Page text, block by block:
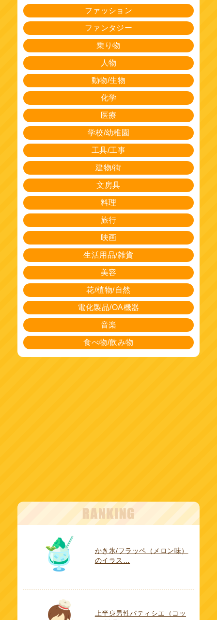
ファッション
ファンタジー
乗り物
人物
動物/生物
化学
医療
学校/幼稚園
工具/工事
建物/街
文房具
料理
旅行
映画
生活用品/雑貨
美容
花/植物/自然
電化製品/OA機器
音楽
食べ物/飲み物
かき氷/フラッペ（メロン味）
のイラス…
上半身男性パティシエ（コッ